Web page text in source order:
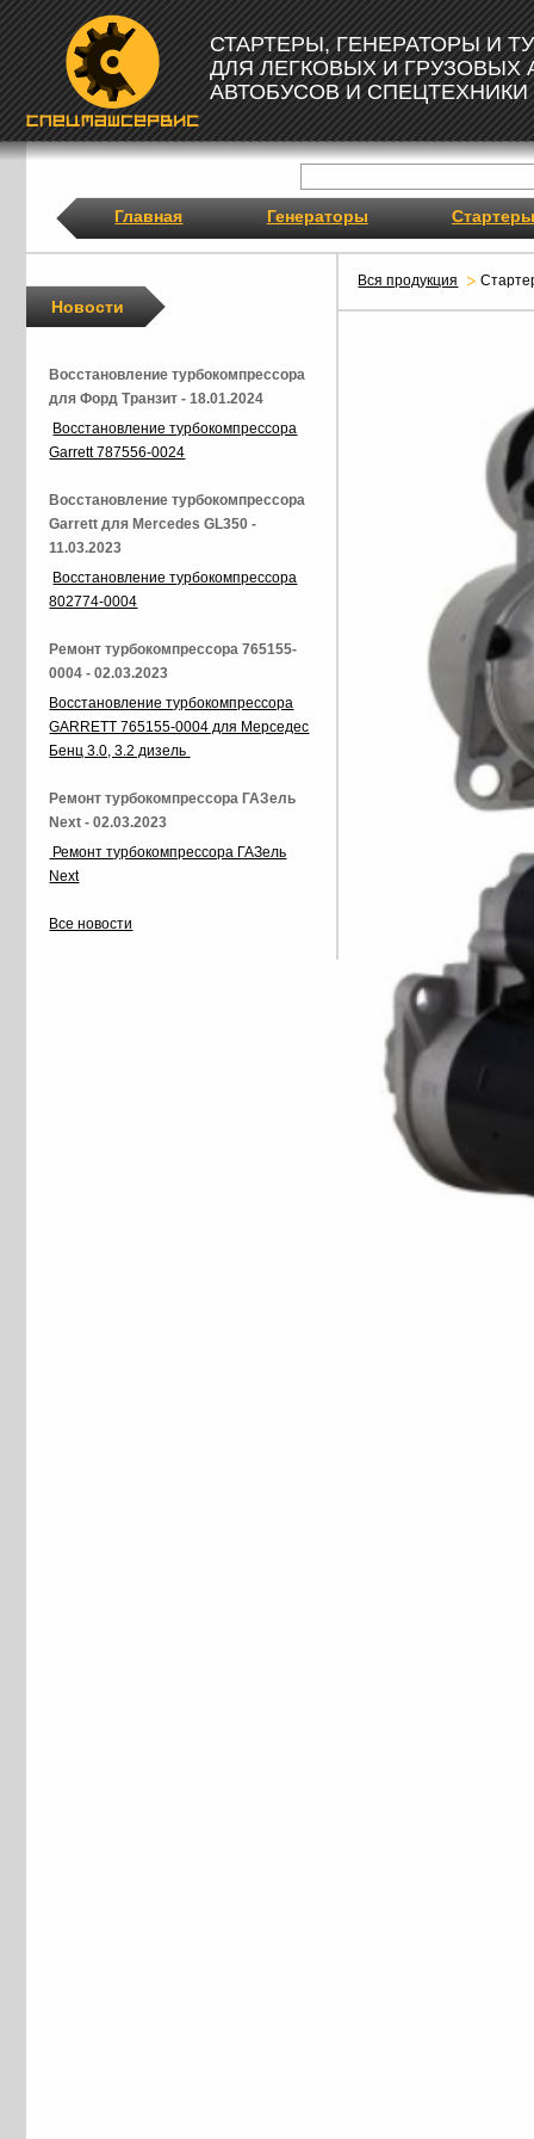
СТАРТЕРЫ, ГЕНЕРАТОРЫ И
ДЛЯ ЛЕГКОВЫХ И ГРУЗОВЫХ
АВТОБУСОВ И СПЕЦТЕХНИКИ
Главная Генераторы Стартеры
Вся продукция
Новости
Восстановление турбокомпрессора
для Форд Транзит - 18.01.2024
Восстановление турбокомпрессора
Garrett 787556-0024
Восстановление турбокомпрессора
Garrett для Mercedes GL350 -
11.03.2023
Восстановление турбокомпрессора
802774-0004
Ремонт турбокомпрессора 765155-
0004 - 02.03.2023
Восстановление турбокомпрессора
GARRETT 765155-0004 для Мерседес
Бенц 3.0, 3.2 дизель
Ремонт турбокомпрессора ГАЗель
Next - 02.03.2023
Ремонт турбокомпрессора ГАЗель
Next
Все новости